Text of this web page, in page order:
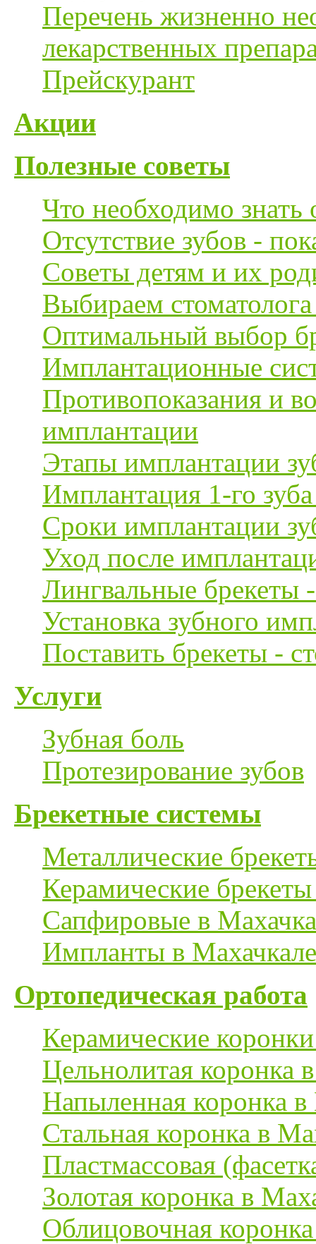
Перечень жизненно
лекарственных
Прейскурант
Акции
Полезные советы
Что необходимо знать
Отсутствие зубов -
Советы детям и их
Выбираем
Оптимальный выбор
Имплантационные
Противопоказания и
имплантации
Этапы имплантации
Имплантация 1-го
Сроки имплантации
Уход после
Лингвальные
Установка зубного
Поставить брекеты -
Услуги
Зубная боль
Протезирование зубов
Брекетные системы
Металлические
Керамические
Сапфировые в
Импланты в Махачкале
Ортопедическая работа
Керамические
Цельнолитая коронка
Напыленная коронка в
Стальная коронка в
Пластмассовая
Золотая коронка в
Облицовочная